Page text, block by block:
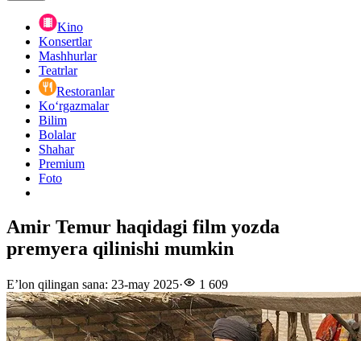
Kino
Konsertlar
Mashhurlar
Teatrlar
Restoranlar
Ko‘rgazmalar
Bilim
Bolalar
Shahar
Premium
Foto
Amir Temur haqidagi film yozda
premyera qilinishi mumkin
E’lon qilingan sana: 23-may 2025· 1 609